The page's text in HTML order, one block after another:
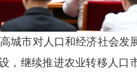
城市对人口和经济社会发
，继续推进农业转移人口